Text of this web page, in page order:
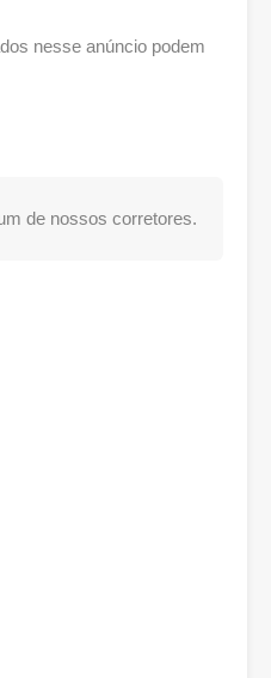
nesse anúncio podem
de nossos corretores.